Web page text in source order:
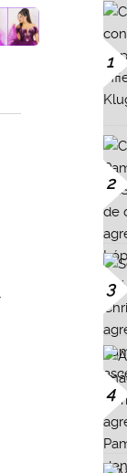
1
2
3
4